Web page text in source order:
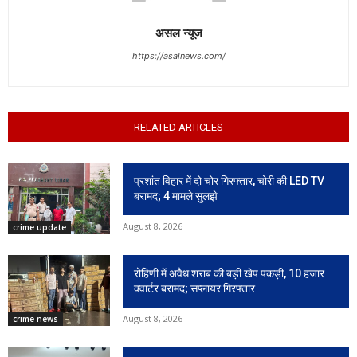
असल न्यूज
https://asalnews.com/
RELATED ARTICLES
crime update
प्रशांत विहार में दो चोर गिरफ्तार, चोरी की LED TV
बरामद; 4 मामले सुलझे
August 8, 2026
crime news
रोहिणी में अवैध शराब की बड़ी खेप पकड़ी, 10 हजार
क्वार्टर बरामद; सप्लायर गिरफ्तार
August 8, 2026